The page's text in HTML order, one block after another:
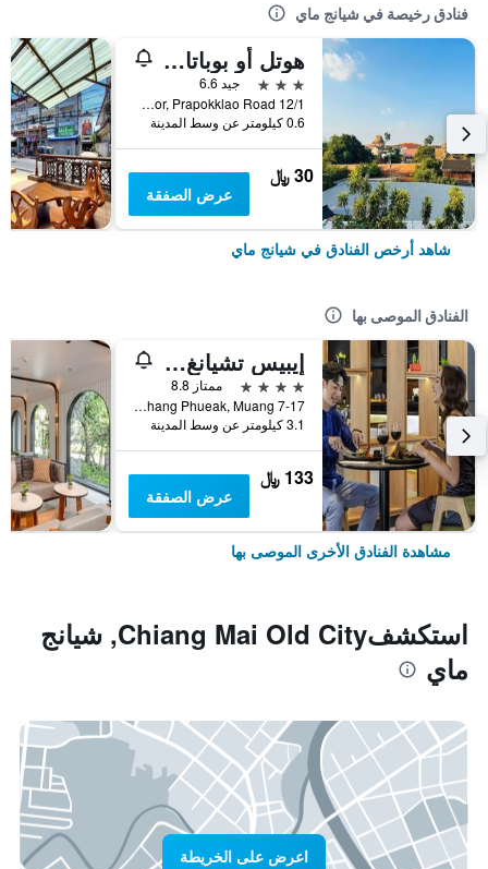
فنادق رخيصة في شيانج ماي
هوتل أو بوباتارا تشيانغماي
3 نجوم
جيد 6.6
12/1 Soi 4 Kor, Prapokklao Road, شيانج ماي, تايلاند
0.6 كيلومتر عن وسط المدينة
30 ﷼
عرض الصفقة
شاهد أرخص الفنادق في شيانج ماي
الفنادق الموصى بها
إيبيس تشيانغ ماي نيمان جورنيوب
4 نجوم
ممتاز 8.8
7-17 Moo 2, Huay Kaew Road Chang Phueak, Muang, شيانج ماي, تايلاند
3.1 كيلومتر عن وسط المدينة
133 ﷼
عرض الصفقة
مشاهدة الفنادق الأخرى الموصى بها
استكشفChiang Mai Old City, شيانج
ماي
اعرض على الخريطة